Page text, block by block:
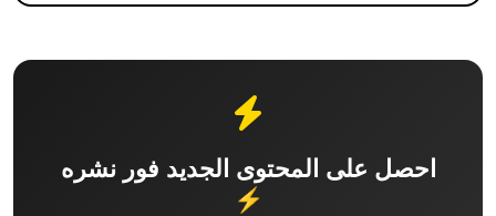
احصل على المحتوى الجديد فور نشره
⚡